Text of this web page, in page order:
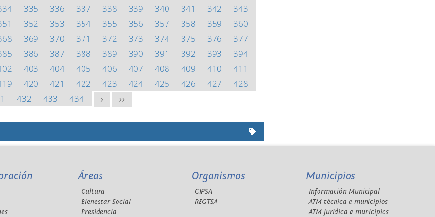
335 336 337 338 339 340 341 342
343
352 353 354 355 356 357 358 359
360
369 370 371 372 373 374 375 376
377
386 387 388 389 390 391 392 393
394
403 404 405 406 407 408 409 410
411
420 421 422 423 424 425 426 427
428
432 433 434 > >>
Áreas
Cultura
Bienestar Social
Presidencia
Organismos
CIPSA
REGTSA
Municipios
Información Municipal
ATM técnica a municipios
ATM jurídica a municipios